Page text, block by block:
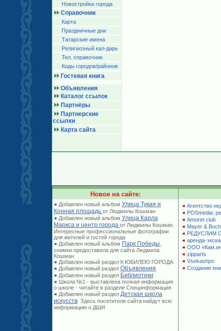
Новостройки города
Справочник
Карта
Праздничные дни
Татарские имена
Религиозный кал-дарь
Тел. справочник
Коды городов/райoнов
Гостевая книга
Объявления
Каталог ссылок
Партнёры
Партнерские
ссылки
Карта сайта
Новое на сайте:
Добавлен новый альбом Улица Тукая и
Конная площадь от Людмилы Кошман
Добавлен новый альбом Улица Карла
Маркса и центр города от Людмилы Кошман.
Интересные профессиональные фотографии
для жителей и гостей города
Добавлен новый альбом Парк Победы
снимки предоставила для сайта Людмила
Кошман
Добавлен новый раздел К ЮБИЛЕЮ ГОРОДА
Добавлен новый раздел Объявления
Добавлен новый раздел Библиотеки
Школа №1 - выставлена полная информация
о школе - читайте в разделе Специнформация
Добавлен новый раздел Детская школа
искусств . Здесь посетители сайта найдут всю
информацию о ДШИ
Агентство
POSmedia:
Amoret club
Mayer & Boch
РЕДУСЛИМ
аренда-
ООО
zipparts
Vsekashpo
Создание